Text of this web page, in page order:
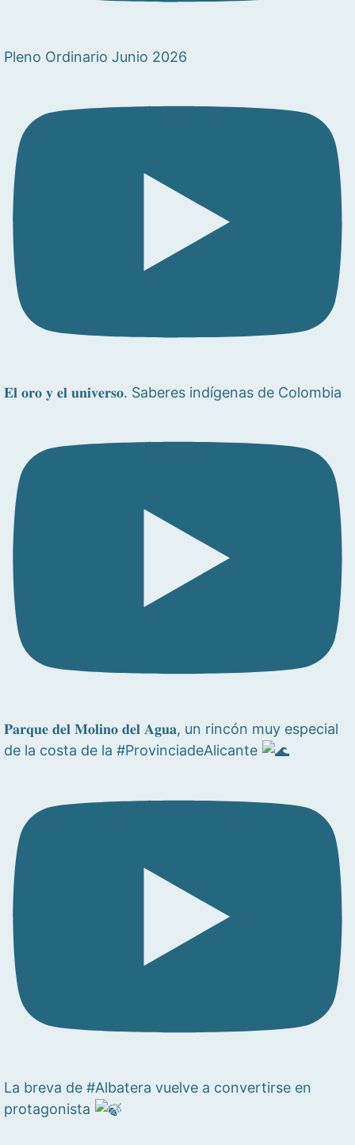
Pleno Ordinario Junio 2026
𝐄𝐥 𝐨𝐫𝐨 𝐲 𝐞𝐥 𝐮𝐧𝐢𝐯𝐞𝐫𝐬𝐨. Saberes indígenas de Colombia
𝐏𝐚𝐫𝐪𝐮𝐞 𝐝𝐞𝐥 𝐌𝐨𝐥𝐢𝐧𝐨 𝐝𝐞𝐥 𝐀𝐠𝐮𝐚, un rincón muy especial
de la costa de la #ProvinciadeAlicante
La breva de #Albatera vuelve a convertirse en
protagonista